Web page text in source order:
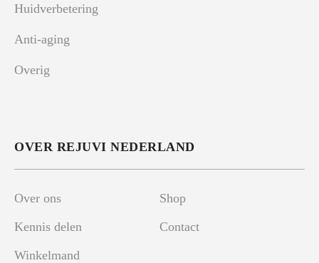
Huidverbetering
Anti-aging
Overig
OVER REJUVI NEDERLAND
Over ons
Shop
Kennis delen
Contact
Winkelmand